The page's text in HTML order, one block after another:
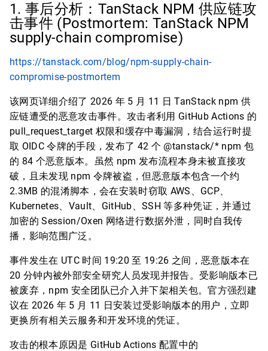
1. 事后分析：TanStack NPM 供应链攻
击事件 (Postmortem: TanStack NPM
supply-chain compromise)
https://tanstack.com/blog/npm-supply-chain-
compromise-postmortem
该网页详细介绍了 2026 年 5 月 11 日 TanStack npm 供
应链遭受的恶意攻击事件。攻击者利用 GitHub Actions 的
pull_request_target 权限和缓存中毒漏洞，结合运行时提
取 OIDC 令牌的手段，发布了 42 个 @tanstack/* npm 包
的 84 个恶意版本。虽然 npm 发布流程本身未被直接攻
破，且未发现 npm 令牌被盗，但恶意版本包含一个约
2.3MB 的混淆脚本，会在安装时窃取 AWS、GCP、
Kubernetes、Vault、GitHub、SSH 等多种凭证，并通过
加密的 Session/Oxen 网络进行数据外泄，同时自我传
播，影响范围广泛。
事件发生在 UTC 时间 19:20 至 19:26 之间，恶意版本在
20 分钟内被外部安全研究人员发现并报告。受影响版本已
被废弃，npm 安全团队已介入并下架相关包。官方强烈建
议在 2026 年 5 月 11 日安装过受影响版本的用户，立即
更换所有相关云服务和开发环境的凭证。
攻击的根本原因是 GitHub Actions 配置中的